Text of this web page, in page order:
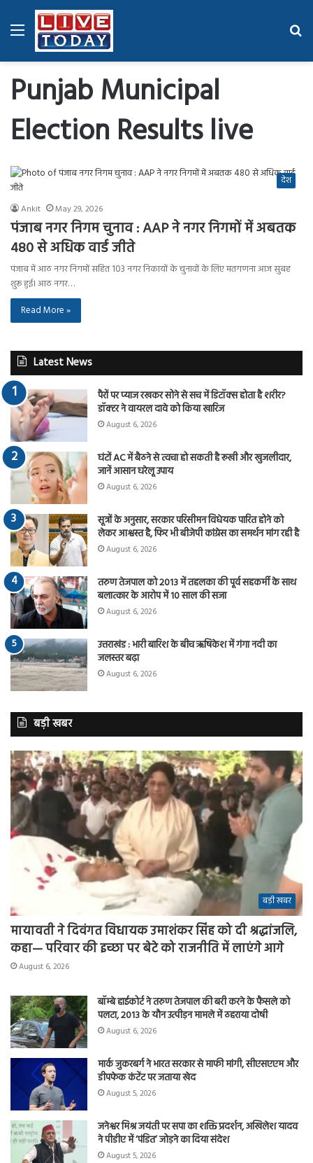
Menu
Punjab Municipal
Election Results live
देश
Ankit May 29, 2026
पंजाब नगर निगम चुनाव : AAP ने नगर निगमों में अबतक
480 से अधिक वार्ड जीते
पंजाब में आठ नगर निगमों सहित 103 नगर निकायों के चुनावों के लिए मतगणना आज सुबह
शुरू हुई। आठ नगर…
Read More »
Latest News
पैरों पर प्याज रखकर सोने से सच में डिटॉक्स होता है शरीर?
डॉक्टर ने वायरल दावे को किया खारिज
August 6, 2026
घंटों AC में बैठने से त्वचा हो सकती है रूखी और खुजलीदार,
जानें आसान घरेलू उपाय
August 6, 2026
सूत्रों के अनुसार, सरकार परिसीमन विधेयक पारित होने को
लेकर आश्वस्त है, फिर भी बीजेपी कांग्रेस का समर्थन मांग रही है
August 6, 2026
तरुण तेजपाल को 2013 में तहलका की पूर्व सहकर्मी के साथ
बलात्कार के आरोप में 10 साल की सजा
August 6, 2026
उत्तराखंड : भारी बारिश के बीच ऋषिकेश में गंगा नदी का
जलस्तर बढ़ा
August 6, 2026
बड़ी खबर
बड़ी खबर
मायावती ने दिवंगत विधायक उमाशंकर सिंह को दी श्रद्धांजलि,
कहा— परिवार की इच्छा पर बेटे को राजनीति में लाएंगे आगे
August 6, 2026
बॉम्बे हाईकोर्ट ने तरुण तेजपाल की बरी करने के फैसले को
पलटा, 2013 के यौन उत्पीड़न मामले में ठहराया दोषी
August 6, 2026
मार्क जुकरबर्ग ने भारत सरकार से माफी मांगी, सीएसएएम और
डीपफेक कंटेंट पर जताया खेद
August 5, 2026
जनेश्वर मिश्र जयंती पर सपा का शक्ति प्रदर्शन, अखिलेश यादव
ने पीडीए में ‘पंडित’ जोड़ने का दिया संदेश
August 5, 2026